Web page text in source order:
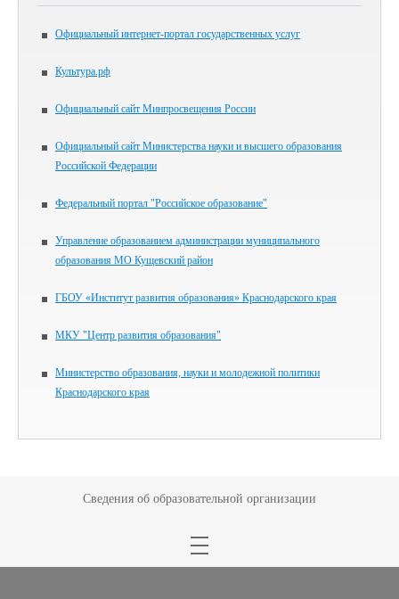
Официальный интернет-портал государственных услуг
Культура.рф
Официальный сайт Минпросвещения России
Официальный сайт Министерства науки и высшего образования
Российской Федерации
Федеральный портал "Российское образование"
Управление образованием администрации муниципального
образования МО Кущевский район
ГБОУ «Институт развития образования» Краснодарского края
МКУ "Центр развития образования"
Министерство образования, науки и молодежной политики
Краснодарского края
Сведения об образовательной организации